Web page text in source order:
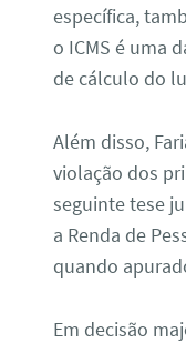
específica,
o ICMS é uma
de cálculo do
Além disso,
violação dos
seguinte tese
a Renda de
quando
Em decisão